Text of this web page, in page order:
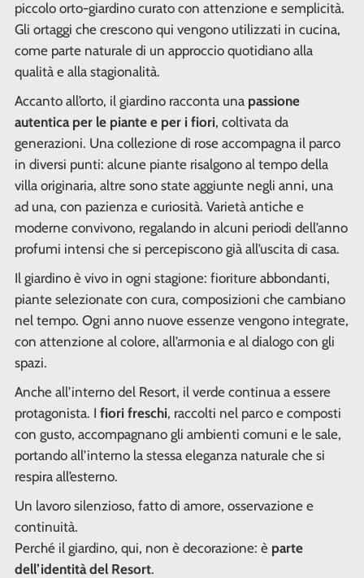
piccolo orto-giardino curato con attenzione e semplicità.
Gli ortaggi che crescono qui vengono utilizzati in cucina,
come parte naturale di un approccio quotidiano alla
qualità e alla stagionalità.
Accanto all’orto, il giardino racconta una passione
autentica per le piante e per i fiori, coltivata da
generazioni. Una collezione di rose accompagna il parco
in diversi punti: alcune piante risalgono al tempo della
villa originaria, altre sono state aggiunte negli anni, una
ad una, con pazienza e curiosità. Varietà antiche e
moderne convivono, regalando in alcuni periodi dell’anno
profumi intensi che si percepiscono già all’uscita di casa.
Il giardino è vivo in ogni stagione: fioriture abbondanti,
piante selezionate con cura, composizioni che cambiano
nel tempo. Ogni anno nuove essenze vengono integrate,
con attenzione al colore, all’armonia e al dialogo con gli
spazi.
Anche all’interno del Resort, il verde continua a essere
protagonista. I fiori freschi, raccolti nel parco e composti
con gusto, accompagnano gli ambienti comuni e le sale,
portando all’interno la stessa eleganza naturale che si
respira all’esterno.
Un lavoro silenzioso, fatto di amore, osservazione e
continuità.
Perché il giardino, qui, non è decorazione: è parte
dell’identità del Resort.